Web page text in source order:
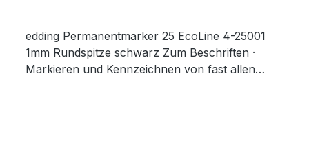
edding Permanentmarker 25 EcoLine 4-25001
1mm Rundspitze schwarz Zum Beschriften ·
Markieren und Kennzeichnen von fast allen